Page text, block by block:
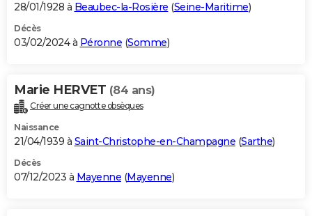
28/01/1928 à Beaubec-la-Rosière (Seine-Maritime)
Décès
03/02/2024 à Péronne (Somme)
Marie HERVET (84 ans)
Créer une cagnotte obsèques
Naissance
21/04/1939 à Saint-Christophe-en-Champagne (Sarthe)
Décès
07/12/2023 à Mayenne (Mayenne)